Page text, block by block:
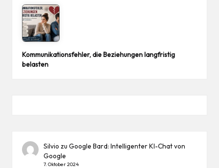
Kommunikationsfehler, die Beziehungen langfristig
belasten
Silvio zuGoogle Bard: Intelligenter KI-Chat von
Google
7. Oktober 2024